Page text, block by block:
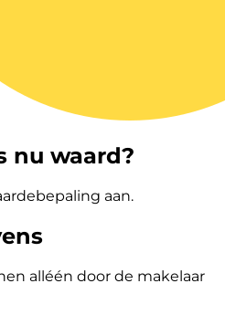
nu waard?
aan.
alléén door de makelaar